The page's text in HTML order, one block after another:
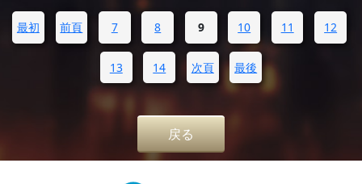
最初 前頁 7 8 9 10 11 12
13 14 次頁 最後
戻る